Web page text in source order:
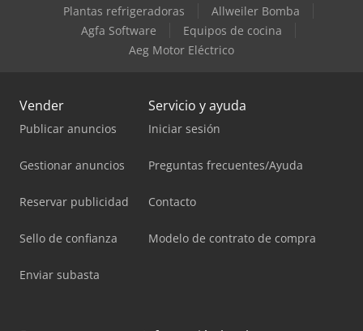
Plantas refrigeradoras
Allweiler Bomba
Agfa Software
Equipos de cocina
Aeg Motor Eléctrico
Vender
Publicar anuncios
Gestionar anuncios
Reservar publicidad
Sello de confianza
Enviar subasta
Servicio y ayuda
Iniciar sesión
Preguntas frecuentes/Ayuda
Contacto
Modelo de contrato de compra